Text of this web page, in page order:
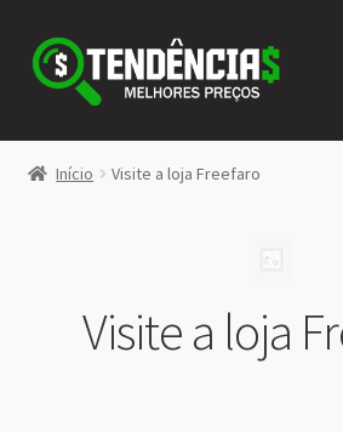
Pular
para
navegação
Pular
para
conteúdo
LOJA
Início Visite a loja Freefaro
Visite a loja